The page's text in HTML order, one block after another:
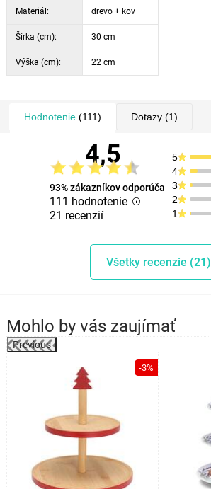
Materiál: drevo + kov
Šírka (cm): 30 cm
Výška (cm): 22 cm
Hodnotenie(111) Dotazy(1)
4,5
93% zákazníkov odporúča
111 hodnotenie
21 recenzií
5
4
3
2
1
Všetky recenzie (21)
Mohlo by vás zaujímať
Previous
-3%